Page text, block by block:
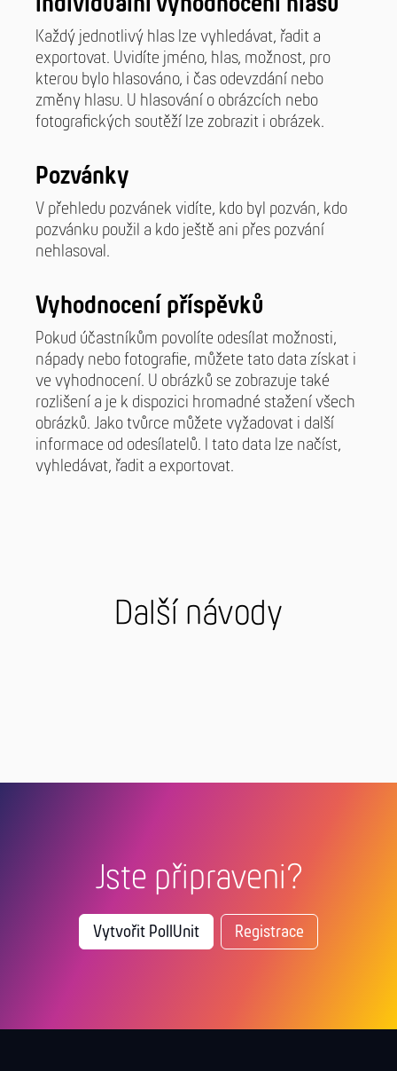
Každý jednotlivý hlas lze vyhledávat, řadit a
exportovat. Uvidíte jméno, hlas, možnost, pro
kterou bylo hlasováno, i čas odevzdání nebo
změny hlasu. U hlasování o obrázcích nebo
fotografických soutěží lze zobrazit i obrázek.
Pozvánky
V přehledu pozvánek vidíte, kdo byl pozván, kdo
pozvánku použil a kdo ještě ani přes pozvání
nehlasoval.
Vyhodnocení příspěvků
Pokud účastníkům povolíte odesílat možnosti,
nápady nebo fotografie, můžete tato data získat i
ve vyhodnocení. U obrázků se zobrazuje také
rozlišení a je k dispozici hromadné stažení všech
obrázků. Jako tvůrce můžete vyžadovat i další
informace od odesílatelů. I tato data lze načíst,
vyhledávat, řadit a exportovat.
Další návody
Jste připraveni?
Vytvořit PollUnit Registrace